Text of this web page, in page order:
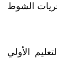
الشوط
الأولي